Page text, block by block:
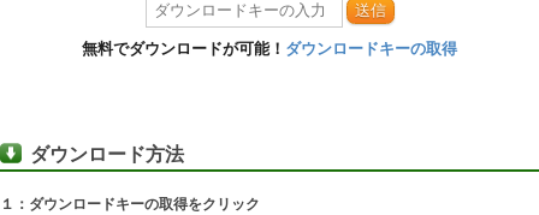
送信
無料でダウンロードが可能！ ダウンロードキーの取得
ダウンロード方法
１：ダウンロードキーの取得をクリック